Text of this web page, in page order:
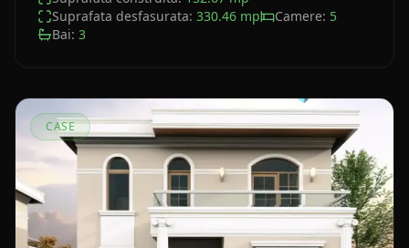
Suprafata desfasurata: 330.46 mp Camere: 5
Bai: 3
CASE